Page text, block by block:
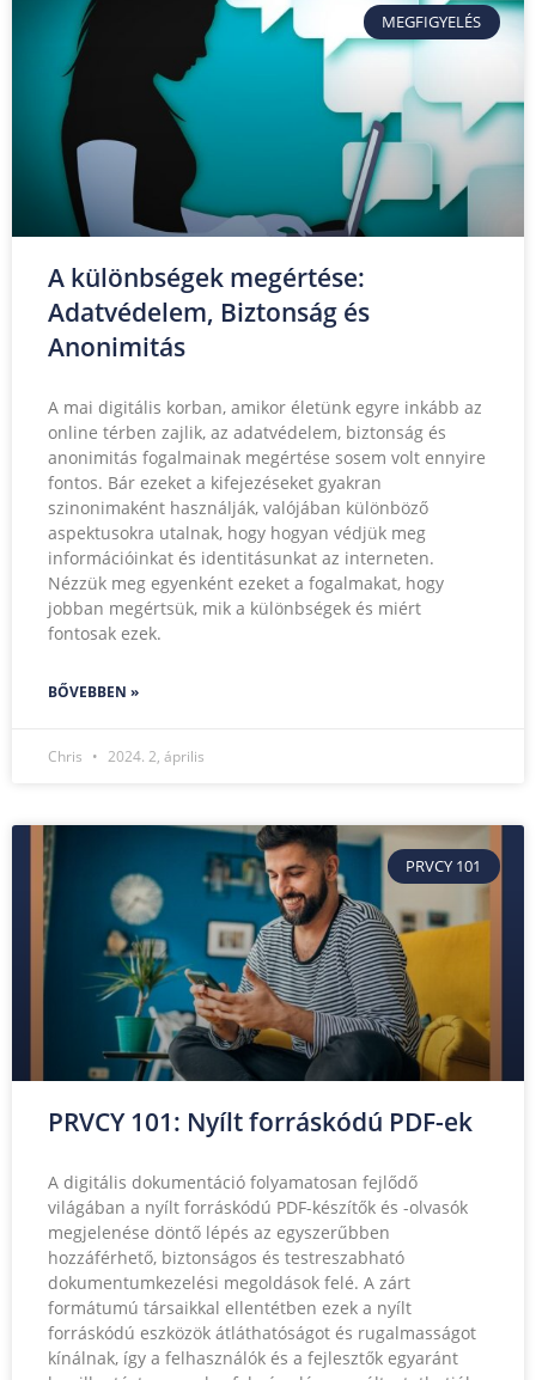
MEGFIGYELÉS
A különbségek megértése:
Adatvédelem, Biztonság és
Anonimitás
A mai digitális korban, amikor életünk egyre inkább az
online térben zajlik, az adatvédelem, biztonság és
anonimitás fogalmainak megértése sosem volt ennyire
fontos. Bár ezeket a kifejezéseket gyakran
szinonimaként használják, valójában különböző
aspektusokra utalnak, hogy hogyan védjük meg
információinkat és identitásunkat az interneten.
Nézzük meg egyenként ezeket a fogalmakat, hogy
jobban megértsük, mik a különbségek és miért
fontosak ezek.
BŐVEBBEN »
Chris 2024. 2, április
PRVCY 101
PRVCY 101: Nyílt forráskódú PDF-ek
A digitális dokumentáció folyamatosan fejlődő
világában a nyílt forráskódú PDF-készítők és -olvasók
megjelenése döntő lépés az egyszerűbben
hozzáférhető, biztonságos és testreszabható
dokumentumkezelési megoldások felé. A zárt
formátumú társaikkal ellentétben ezek a nyílt
forráskódú eszközök átláthatóságot és rugalmasságot
kínálnak, így a felhasználók és a fejlesztők egyaránt